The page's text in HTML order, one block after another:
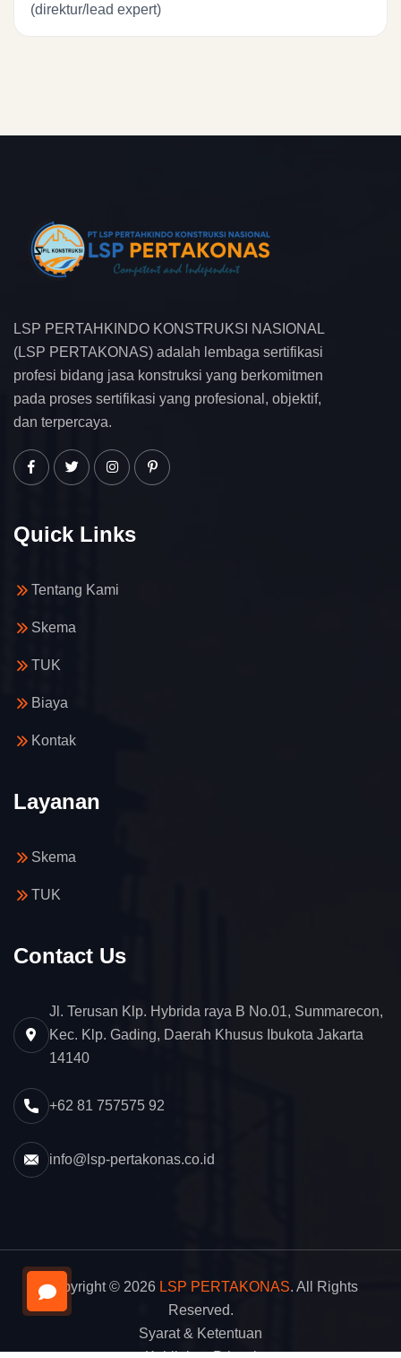
(direktur/lead expert)
LSP PERTAHKINDO KONSTRUKSI NASIONAL
(LSP PERTAKONAS) adalah lembaga sertifikasi
profesi bidang jasa konstruksi yang berkomitmen
pada proses sertifikasi yang profesional, objektif,
dan terpercaya.
Quick Links
Tentang Kami
Skema
TUK
Biaya
Kontak
Layanan
Skema
TUK
Contact Us
Jl. Terusan Klp. Hybrida raya B No.01, Summarecon,
Kec. Klp. Gading, Daerah Khusus Ibukota Jakarta
14140
+62 81 757575 92
info@lsp-pertakonas.co.id
Copyright © 2026 LSP PERTAKONAS. All Rights
Reserved.
Syarat & Ketentuan